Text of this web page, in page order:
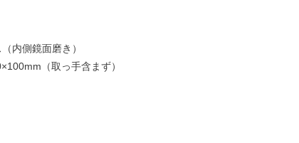
内側鏡面磨き）
（取っ手含まず）